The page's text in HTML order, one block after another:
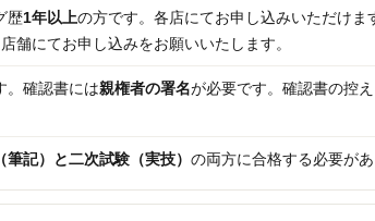
歴1年以上の方です。各店にてお申し込みいただけま
舗にてお申し込みをお願いいたします。
。確認書には親権者の署名が必要です。確認書の控
筆記）と二次試験（実技） の両方に合格する必要が